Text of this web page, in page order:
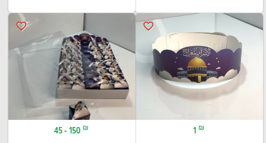
favorite_border
1 ₪
favorite_border
45 - 150 ₪